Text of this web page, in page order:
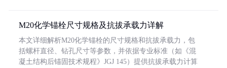
M20化学锚栓尺寸规格及抗拔承载力详解
本文详细解析M20化学锚栓的尺寸规格和抗拔承载力，包
括螺杆直径、钻孔尺寸等参数，并依据专业标准（如《混
凝土结构后锚固技术规程》JGJ 145）提供抗拔承载力计算